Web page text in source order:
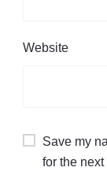
Website
Save my
for the next